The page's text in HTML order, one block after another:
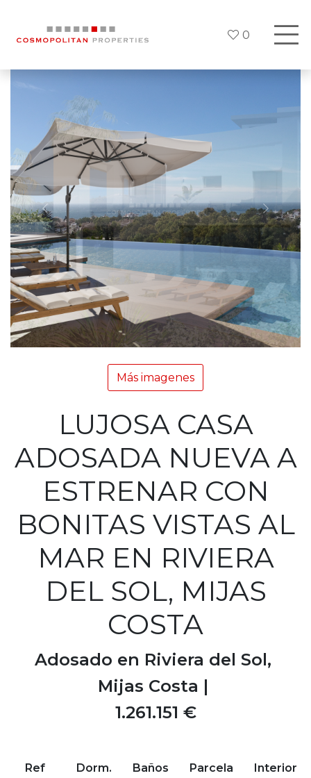
0
Previous
Más imagenes
LUJOSA CASA
ADOSADA NUEVA A
ESTRENAR CON
BONITAS VISTAS AL
MAR EN RIVIERA
DEL SOL, MIJAS
COSTA
Adosado en Riviera del Sol,
Mijas Costa |
1.261.151 €
Ref
Dorm.
Baños
Parcela
Interior